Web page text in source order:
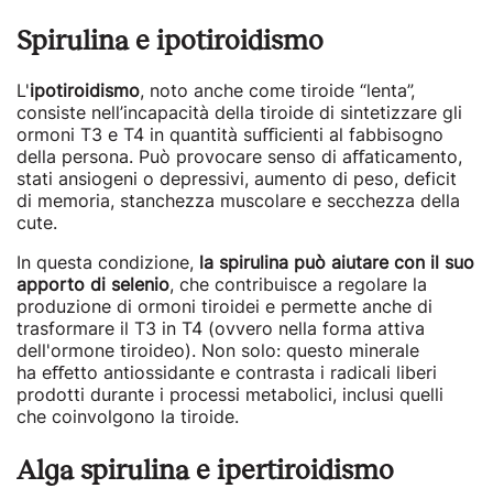
Spirulina e ipotiroidismo
L'ipotiroidismo, noto anche come tiroide “lenta”,
consiste nell’incapacità della tiroide di sintetizzare gli
ormoni T3 e T4 in quantità suﬃcienti al fabbisogno
della persona. Può provocare senso di aﬀaticamento,
stati ansiogeni o depressivi, aumento di peso, deficit
di memoria, stanchezza muscolare e secchezza della
cute.
In questa condizione, la spirulina può aiutare con il suo
apporto di selenio, che contribuisce a regolare la
produzione di ormoni tiroidei e permette anche di
trasformare il T3 in T4 (ovvero nella forma attiva
dell'ormone tiroideo). Non solo: questo minerale
ha eﬀetto antiossidante e contrasta i radicali liberi
prodotti durante i processi metabolici, inclusi quelli
che coinvolgono la tiroide.
Alga spirulina e ipertiroidismo